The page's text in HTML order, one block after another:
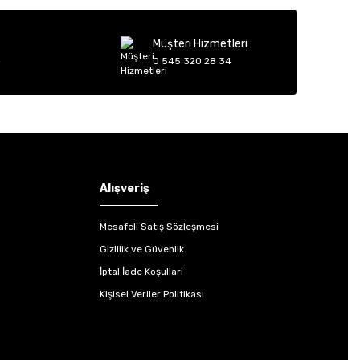
Müşteri Hizmetleri
0 545 320 28 34
Alışveriş
Mesafeli Satış Sözleşmesi
Gizlilik ve Güvenlik
İptal İade Koşullari
Kişisel Veriler Politikası